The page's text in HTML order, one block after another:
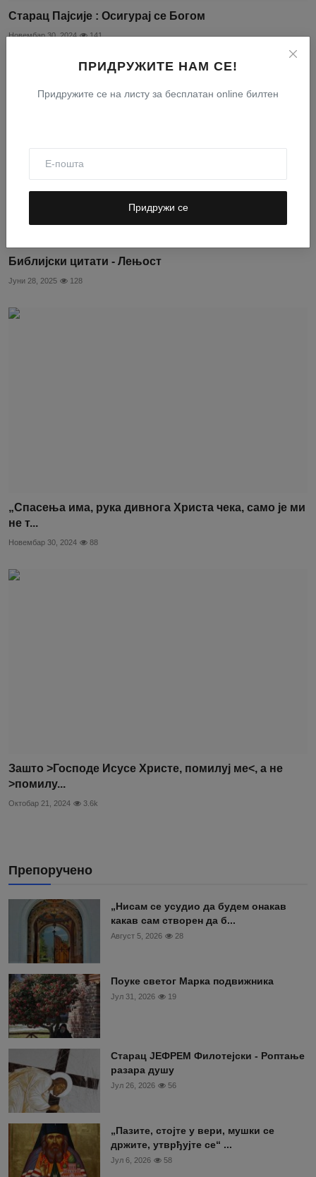
ПРИДРУЖИТЕ НАМ СЕ!
Придружите се на листу за бесплатан online билтен
Придружи се
Старац Пајсије : Осигурај се Богом
Новембар 30, 2024 141
Библијски цитати - Лењост
Јуни 28, 2025 128
„Спасења има, рука дивнога Христа чека, само је ми
не т...
Новембар 30, 2024 88
Зашто >Господе Исусе Христе, помилуј ме<, а не
>помилу...
Октобар 21, 2024 3.6k
Препоручено
„Нисам се усудио да будем онакав
какав сам створен да б...
Август 5, 2026 28
Поуке светог Марка подвижника
Јул 31, 2026 19
Старац ЈЕФРЕМ Филотејски - Роптање
разара душу
Јул 26, 2026 56
„Пазите, стојте у вери, мушки се
држите, утврђујте се“ ...
Јул 6, 2026 58